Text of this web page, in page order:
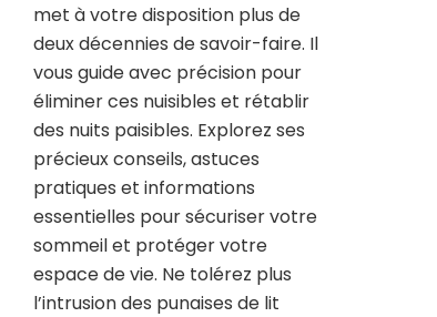
met à votre disposition plus de
deux décennies de savoir-faire. Il
vous guide avec précision pour
éliminer ces nuisibles et rétablir
des nuits paisibles. Explorez ses
précieux conseils, astuces
pratiques et informations
essentielles pour sécuriser votre
sommeil et protéger votre
espace de vie. Ne tolérez plus
l’intrusion des punaises de lit